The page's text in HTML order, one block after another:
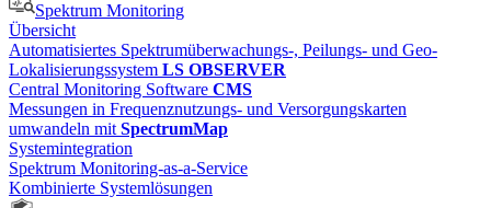
Spektrum Monitoring
Übersicht
Automatisiertes Spektrumüberwachungs-, Peilungs- und Geo-
Lokalisierungssystem LS OBSERVER
Central Monitoring Software CMS
Messungen in Frequenznutzungs- und Versorgungskarten
umwandeln mit SpectrumMap
Systemintegration
Spektrum Monitoring-as-a-Service
Kombinierte Systemlösungen